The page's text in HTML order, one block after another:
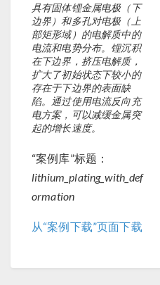
具有固体锂金属电极（下
边界）和多孔对电极（上
部矩形域）的电解质中的
电流和电势分布。锂沉积
在下边界，挤压电解质，
扩大了初始状态下较小的
存在于下边界的表面缺
陷。通过使用电流反向充
电方案，可以减缓金属突
起的增长速度。
“案例库”标题：
lithium_plating_with_def
ormation
从“案例下载”页面下载